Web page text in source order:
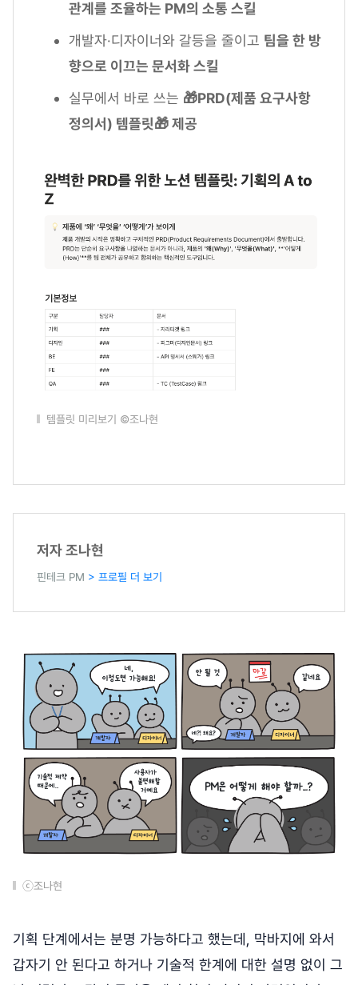
관계를 조율하는 PM의 소통 스킬
개발자·디자이너와 갈등을 줄이고 팀을 한 방
향으로 이끄는 문서화 스킬
실무에서 바로 쓰는 🎁PRD(제품 요구사항
정의서) 템플릿🎁 제공
템플릿 미리보기 ©조나현
저자 조나현
핀테크 PM > 프로필 더 보기
ⓒ조나현
기획 단계에서는 분명 가능하다고 했는데, 막바지에 와서
갑자기 안 된다고 하거나 기술적 한계에 대한 설명 없이 그